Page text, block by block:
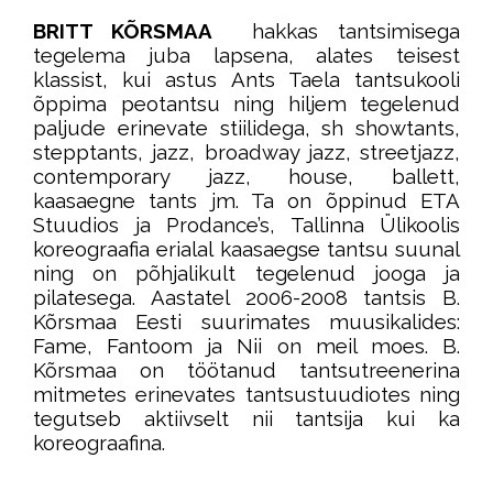
BRITT KÕRSMAA hakkas tantsimisega
tegelema juba lapsena, alates teisest
klassist, kui astus Ants Taela tantsukooli
õppima peotantsu ning hiljem tegelenud
paljude erinevate stiilidega, sh showtants,
stepptants, jazz, broadway jazz, streetjazz,
contemporary jazz, house, ballett,
kaasaegne tants jm. Ta on õppinud ETA
Stuudios ja Prodance’s, Tallinna Ülikoolis
koreograafia erialal kaasaegse tantsu suunal
ning on põhjalikult tegelenud jooga ja
pilatesega. Aastatel 2006-2008 tantsis B.
Kõrsmaa Eesti suurimates muusikalides:
Fame, Fantoom ja Nii on meil moes. B.
Kõrsmaa on töötanud tantsutreenerina
mitmetes erinevates tantsustuudiotes ning
tegutseb aktiivselt nii tantsija kui ka
koreograafina.